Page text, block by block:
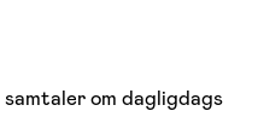
om dagligdags